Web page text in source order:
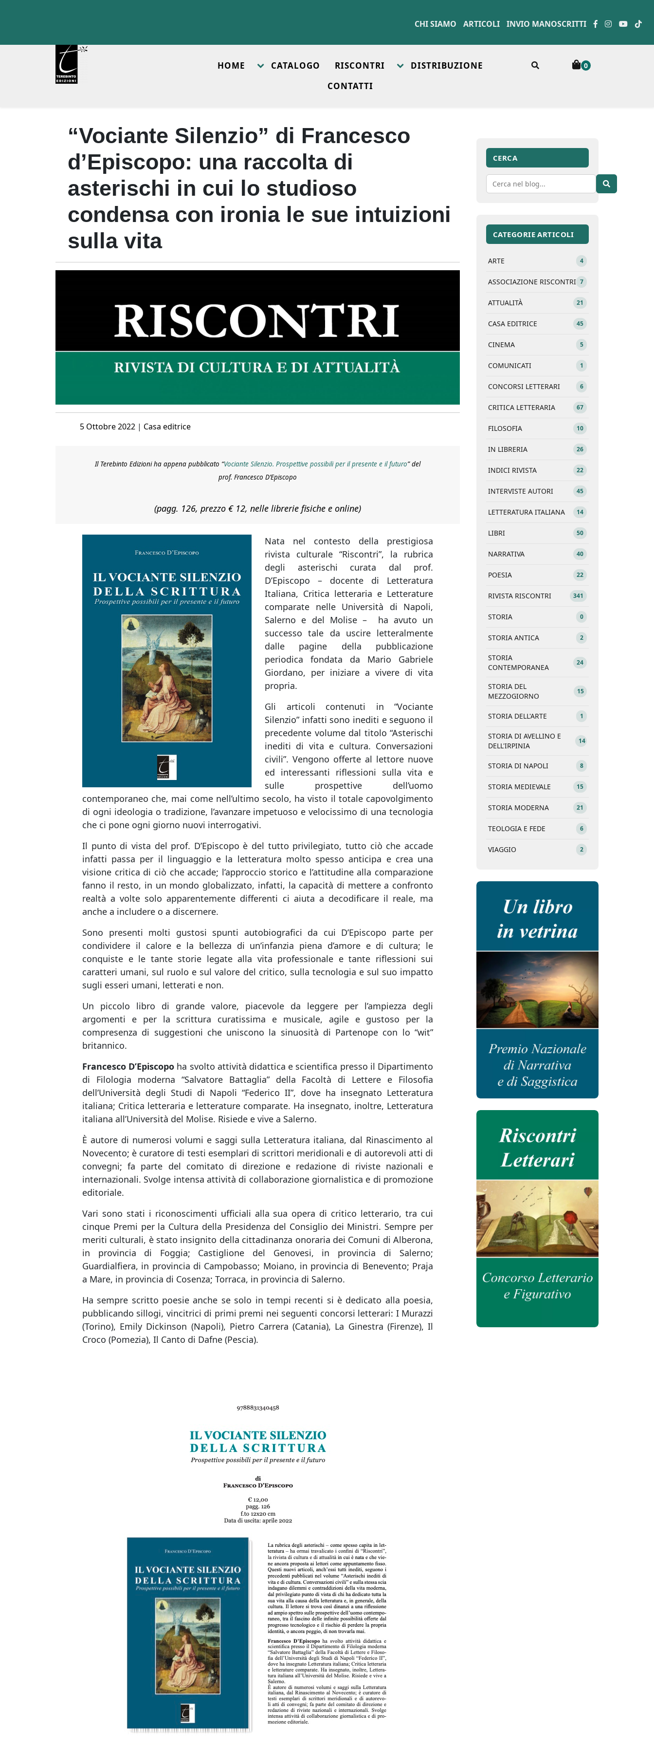
CHI SIAMO ARTICOLI INVIO MANOSCRITTI
HOME CATALOGO RISCONTRI
DISTRIBUZIONE
CONTATTI
0
“Vociante Silenzio” di Francesco
d’Episcopo: una raccolta di
asterischi in cui lo studioso
condensa con ironia le sue intuizioni
sulla vita
Posted
5 Ottobre 2022 | Casa editrice
Il Terebinto Edizioni ha appena pubblicato “Vociante Silenzio. Prospettive possibili per il presente e il futuro” del
prof. Francesco D’Episcopo
(pagg. 126, prezzo € 12, nelle librerie fisiche e online)
Nata nel contesto della prestigiosa
rivista culturale “Riscontri”, la rubrica
degli asterischi curata dal prof.
D’Episcopo – docente di Letteratura
Italiana, Critica letteraria e Letterature
comparate nelle Università di Napoli,
Salerno e del Molise –
ha avuto un
successo tale da uscire letteralmente
dalle pagine della pubblicazione
periodica fondata da Mario Gabriele
Giordano, per iniziare a vivere di vita
propria.
Gli articoli contenuti in “Vociante
Silenzio” infatti sono inediti e seguono il
precedente volume dal titolo “Asterischi
inediti di vita e cultura. Conversazioni
civili”. Vengono offerte al lettore nuove
ed interessanti riflessioni sulla vita e
sulle prospettive dell’uomo
contemporaneo che, mai come nell’ultimo secolo, ha visto il totale capovolgimento
di ogni ideologia o tradizione, l’avanzare impetuoso e velocissimo di una tecnologia
che ci pone ogni giorno nuovi interrogativi.
Il punto di vista del prof. D’Episcopo è del tutto privilegiato, tutto ciò che accade
infatti passa per il linguaggio e la letteratura molto spesso anticipa e crea una
visione critica di ciò che accade; l’approccio storico e l’attitudine alla comparazione
fanno il resto, in un mondo globalizzato, infatti, la capacità di mettere a confronto
realtà a volte solo apparentemente differenti ci aiuta a decodificare il reale, ma
anche a includere o a discernere.
Sono presenti molti gustosi spunti autobiografici da cui D’Episcopo parte per
condividere il calore e la bellezza di un’infanzia piena d’amore e di cultura; le
conquiste e le tante storie legate alla vita professionale e tante riflessioni sui
caratteri umani, sul ruolo e sul valore del critico, sulla tecnologia e sul suo impatto
sugli esseri umani, letterati e non.
Un piccolo libro di grande valore, piacevole da leggere per l’ampiezza degli
argomenti e per la scrittura curatissima e musicale, agile e gustoso per la
compresenza di suggestioni che uniscono la sinuosità di Partenope con lo “wit”
britannico.
Francesco D’Episcopo ha svolto attività didattica e scientifica presso il Dipartimento
di Filologia moderna “Salvatore Battaglia” della Facoltà di Lettere e Filosofia
dell’Università degli Studi di Napoli “Federico II”, dove ha insegnato Letteratura
italiana; Critica letteraria e letterature comparate. Ha insegnato, inoltre, Letteratura
italiana all’Università del Molise. Risiede e vive a Salerno.
È autore di numerosi volumi e saggi sulla Letteratura italiana, dal Rinascimento al
Novecento; è curatore di testi esemplari di scrittori meridionali e di autorevoli atti di
convegni; fa parte del comitato di direzione e redazione di riviste nazionali e
internazionali. Svolge intensa attività di collaborazione giornalistica e di promozione
editoriale.
Vari sono stati i riconoscimenti ufficiali alla sua opera di critico letterario, tra cui
cinque Premi per la Cultura della Presidenza del Consiglio dei Ministri. Sempre per
meriti culturali, è stato insignito della cittadinanza onoraria dei Comuni di Alberona,
in provincia di Foggia; Castiglione del Genovesi, in provincia di Salerno;
Guardialfiera, in provincia di Campobasso; Moiano, in provincia di Benevento; Praja
a Mare, in provincia di Cosenza; Torraca, in provincia di Salerno.
Ha sempre scritto poesie anche se solo in tempi recenti si è dedicato alla poesia,
pubblicando sillogi, vincitrici di primi premi nei seguenti concorsi letterari: I Murazzi
(Torino), Emily Dickinson (Napoli), Pietro Carrera (Catania), La Ginestra (Firenze), Il
Croco (Pomezia), Il Canto di Dafne (Pescia).
CERCA
CATEGORIE ARTICOLI
ARTE 4
ASSOCIAZIONE RISCONTRI 7
ATTUALITÀ 21
CASA EDITRICE 45
CINEMA 5
COMUNICATI 1
CONCORSI LETTERARI 6
CRITICA LETTERARIA 67
FILOSOFIA 10
IN LIBRERIA 26
INDICI RIVISTA 22
INTERVISTE AUTORI 45
LETTERATURA ITALIANA 14
LIBRI 50
NARRATIVA 40
POESIA 22
RIVISTA RISCONTRI 341
STORIA 0
STORIA ANTICA 2
STORIA
CONTEMPORANEA
24
STORIA DEL
MEZZOGIORNO
15
STORIA DELL'ARTE 1
STORIA DI AVELLINO E
DELL'IRPINIA
14
STORIA DI NAPOLI 8
STORIA MEDIEVALE 15
STORIA MODERNA 21
TEOLOGIA E FEDE 6
VIAGGIO 2